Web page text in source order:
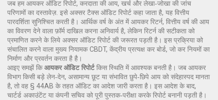
जब हमआयकर ऑडिट रिपोर्ट, करदाता की आय, खर्च और लेखा‑जोखा की जांच
परिणामों का दस्तावेज़ . इसे अक्सर टैक्स ऑडिट रिपोर्ट कहा जाता है, यह वित्तीय
पारदर्शिता सुनिश्चित करती है। आर्थिक वर्ष के अंत मेंआयकर रिटर्न, वित्तीय वर्ष की आय
का विवरण देने वाला फ़ॉर्मदाखिल करना अनिवार्य है, लेकिन रिटर्न की सटीकता को
प्रमाणित करने के लिये अक्सर ऑडिट रिपोर्ट की जरूरत पड़ती है। इस प्रक्रिया को
संचालित करने वाला मुख्य नियामकCBDT, केंद्रीय प्रत्यक्ष कर बोर्ड, जो कर नियमों का
निर्माण और प्रवर्तन करता है है।
आइए समझें किआयकर ऑडिट रिपोर्टकिस स्थिति में आवश्यक बनती है। जब आयकर
विभाग किसी बड़े लेन‑देन, असामान्य छूट या संभावित छुपे‑छिपे आय को संदेहास्पद मानता
है, तो वह § 44AB के तहत ऑडिट का आदेश जारी करता है। इस आदेश के बाद,
चार्टर्ड अकाउंटेंट या कंपनी सचिव को पूरी पुस्तक‑परीक्षा करके रिपोर्ट बनानी पड़ती है।